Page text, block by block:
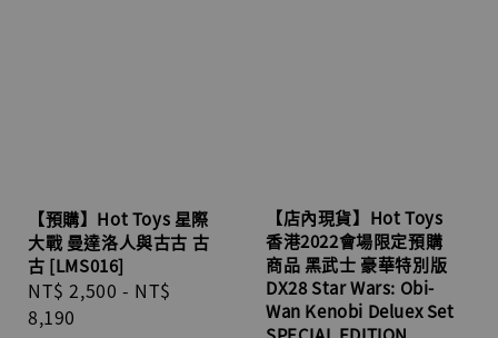
【預購】Hot Toys 星際
大戰 曼達洛人與古古 古
古 [LMS016]
Sale
price
NT$ 2,500 - NT$
8,190
【店內現貨】Hot Toys
香港2022會場限定預購
商品 黑武士 豪華特別版
DX28 Star Wars: Obi-
Wan Kenobi Deluex Set